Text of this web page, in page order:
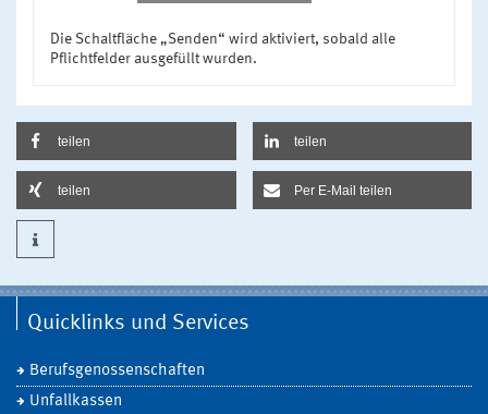
Die Schaltfläche „Senden“ wird aktiviert, sobald alle
Pflichtfelder ausgefüllt wurden.
teilen teilen
teilen Per E-Mail teilen
Quicklinks und Services
Berufsgenossenschaften
Unfallkassen